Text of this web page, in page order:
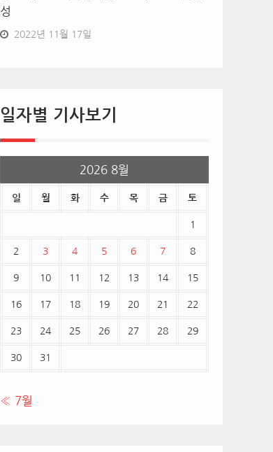
성
2022년 11월 17일
일자별 기사보기
2026 8월
일 월 화 수 목 금 토
1
2 3 4 5 6 7 8
9 10 11 12 13 14 15
16 17 18 19 20 21 22
23 24 25 26 27 28 29
30 31
« 7월